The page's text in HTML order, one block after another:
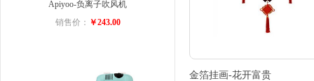
Apiyoo-负离子吹风机
销售价： ￥243.00
金箔挂画-花开富贵